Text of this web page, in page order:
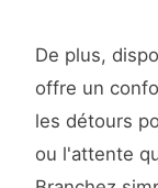
De plus,
offre un
les détours
ou l'attente